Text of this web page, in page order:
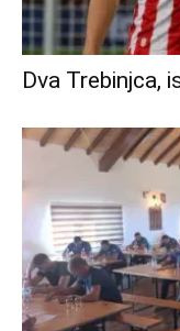
Dva Trebinjca,